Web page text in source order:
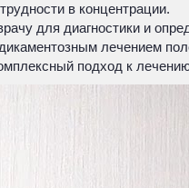
в концентрации.
для диагностики и
лечением
подход к